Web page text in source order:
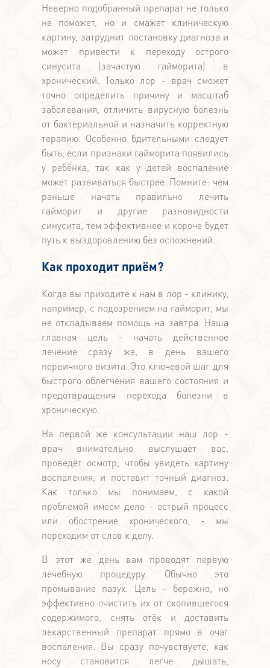
Неверно подобранный препарат не только
не поможет, но и смажет клиническую
картину, затруднит постановку диагноза и
может привести к переходу острого
синусита (зачастую гайморита) в
хронический. Только лор - врач сможет
точно определить причину и масштаб
заболевания, отличить вирусную болезнь
от бактериальной и назначить корректную
терапию. Особенно бдительными следует
быть, если признаки гайморита появились
у ребёнка, так как у детей воспаление
может развиваться быстрее. Помните: чем
раньше начать правильно лечить
гайморит и другие разновидности
синусита, тем эффективнее и короче будет
путь к выздоровлению без осложнений.
Как проходит приём?
Когда вы приходите к нам в лор - клинику,
например, с подозрением на гайморит, мы
не откладываем помощь на завтра. Наша
главная цель - начать действенное
лечение сразу же, в день вашего
первичного визита. Это ключевой шаг для
быстрого облегчения вашего состояния и
предотвращения перехода болезни в
хроническую.
На первой же консультации наш лор -
врач внимательно выслушает вас,
проведёт осмотр, чтобы увидеть картину
воспаления, и поставит точный диагноз.
Как только мы понимаем, с какой
проблемой имеем дело - острый процесс
или обострение хронического, - мы
переходим от слов к делу.
В этот же день вам проводят первую
лечебную процедуру. Обычно это
промывание пазух. Цель - бережно, но
эффективно очистить их от скопившегося
содержимого, снять отёк и доставить
лекарственный препарат прямо в очаг
воспаления. Вы сразу почувствуете, как
носу становится легче дышать,